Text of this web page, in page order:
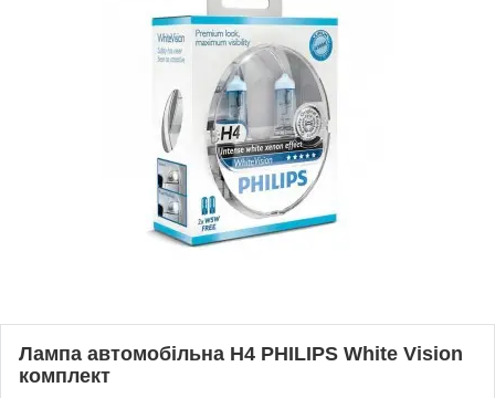
Лампа автомобільна Н4 PHILIPS White Vision
комплект